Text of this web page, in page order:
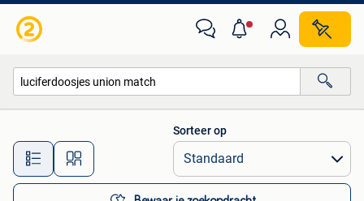
Alle afstanden…
Sorteer op